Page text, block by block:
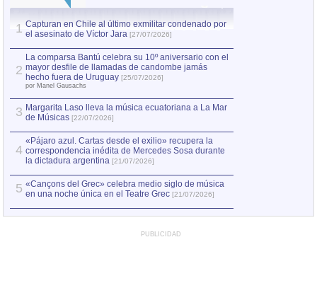
1 Capturan en Chile al último exmilitar condenado por
el asesinato de Víctor Jara [27/07/2026]
2
La comparsa Bantú celebra su 10º aniversario con el
mayor desfile de llamadas de candombe jamás
hecho fuera de Uruguay [25/07/2026]
por Manel Gausachs
3 Margarita Laso lleva la música ecuatoriana a La Mar
de Músicas [22/07/2026]
4
«Pájaro azul. Cartas desde el exilio» recupera la
correspondencia inédita de Mercedes Sosa durante
la dictadura argentina [21/07/2026]
5 «Cançons del Grec» celebra medio siglo de música
en una noche única en el Teatre Grec [21/07/2026]
PUBLICIDAD